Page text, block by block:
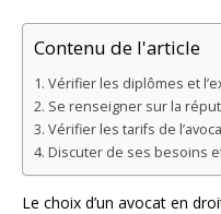
Contenu de l'article
Vérifier les diplômes et
Se renseigner sur la
Vérifier les tarifs de
Discuter de ses besoins
Le choix d’un avocat en